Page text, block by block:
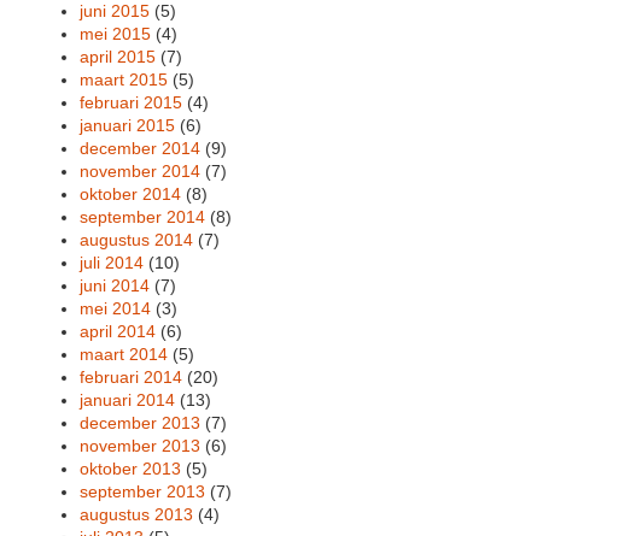
juni 2015 (5)
mei 2015 (4)
april 2015 (7)
maart 2015 (5)
februari 2015 (4)
januari 2015 (6)
december 2014 (9)
november 2014 (7)
oktober 2014 (8)
september 2014 (8)
augustus 2014 (7)
juli 2014 (10)
juni 2014 (7)
mei 2014 (3)
april 2014 (6)
maart 2014 (5)
februari 2014 (20)
januari 2014 (13)
december 2013 (7)
november 2013 (6)
oktober 2013 (5)
september 2013 (7)
augustus 2013 (4)